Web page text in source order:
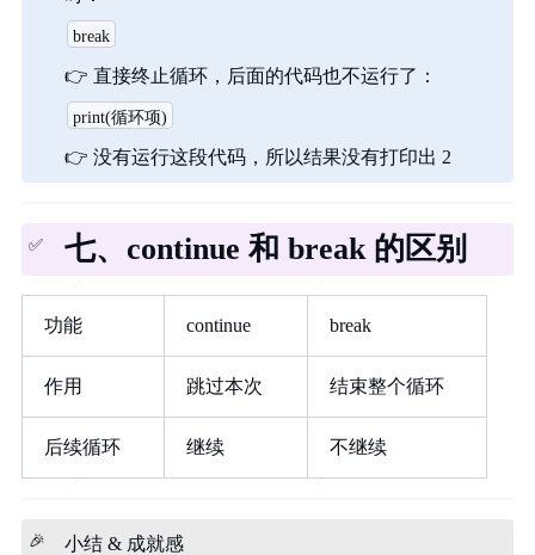
break
👉 直接终止循环，后面的代码也不运行了：
print(循环项)
👉 没有运行这段代码，所以结果没有打印出 2
✅ 七、continue 和 break 的区别
功能 continue break
作用 跳过本次 结束整个循环
后续循环 继续 不继续
🎉
小结 & 成就感